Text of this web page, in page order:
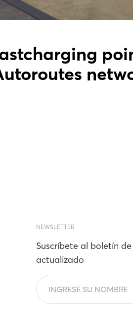
NEWSLETTER
Suscríbete al boletín
actualizado